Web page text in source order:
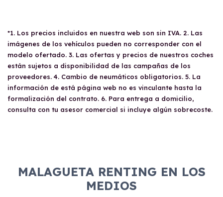
*1. Los precios incluidos en nuestra web son sin IVA. 2. Las
imágenes de los vehículos pueden no corresponder con el
modelo ofertado. 3. Las ofertas y precios de nuestros coches
están sujetos a disponibilidad de las campañas de los
proveedores. 4. Cambio de neumáticos obligatorios. 5. La
información de está página web no es vinculante hasta la
formalización del contrato. 6. Para entrega a domicilio,
consulta con tu asesor comercial si incluye algún sobrecoste.
MALAGUETA RENTING EN LOS
MEDIOS